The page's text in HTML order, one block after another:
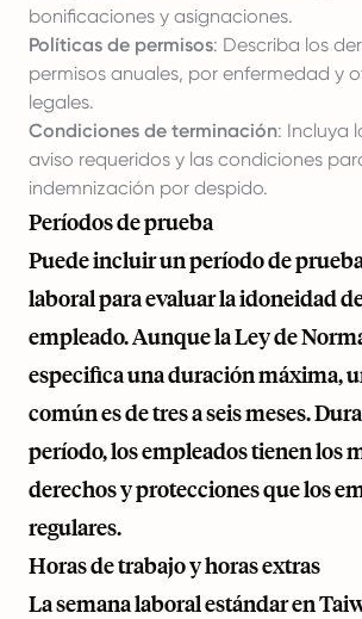
bonificaciones y asignaciones.
Políticas de permisos: Describa los
permisos anuales, por enfermedad y
legales.
Condiciones de terminación: Incluya
aviso requeridos y las condiciones
indemnización por despido.
Períodos de prueba
Puede incluir un período de
laboral para evaluar la idoneidad
empleado. Aunque la Ley de
especifica una duración máxima,
común es de tres a seis meses.
período, los empleados tienen los
derechos y protecciones que los
regulares.
Horas de trabajo y horas extras
La semana laboral estándar en